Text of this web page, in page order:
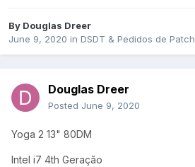
By Douglas Dreer
June 9, 2020 in DSDT & Pedidos de Patch
Douglas Dreer
Posted June 9, 2020
Yoga 2 13" 80DM
Intel i7 4th Geração